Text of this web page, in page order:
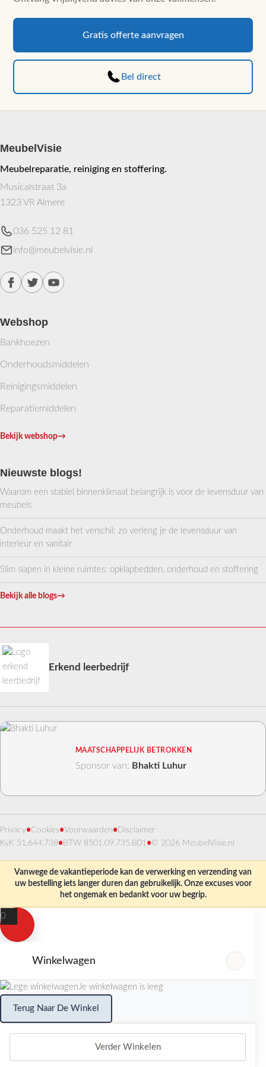
gekozen
Gratis offerte aanvragen
Bel direct
MeubelVisie
Meubelreparatie, reiniging en stoffering.
Musicalstraat 3a
1323 VR Almere
036 525 12 81
info@meubelvisie.nl
Webshop
Bankhoezen
Onderhoudsmiddelen
Reinigingsmiddelen
Reparatiemiddelen
Bekijk webshop→
Nieuwste blogs!
Waarom een stabiel binnenklimaat belangrijk is voor de levensduur van
meubels
Onderhoud maakt het verschil: zo verleng je de levensduur van
interieur en sanitair
Slim slapen in kleine ruimtes: opklapbedden, onderhoud en stoffering
Bekijk alle blogs→
Erkend leerbedrijf
MAATSCHAPPELIJK BETROKKEN
Sponsor van: Bhakti Luhur
Privacy•Cookies•Voorwaarden• Disclaimer
KvK 51.644.738• BTW 8501.09.735.B01•© 2026 MeubelVisie.nl
Vanwege de vakantieperiode kan de verwerking en verzending van
uw bestelling iets langer duren dan gebruikelijk. Onze excuses voor
het ongemak en bedankt voor uw begrip.
0
Winkelwagen
Je winkelwagen is leeg
Terug Naar De Winkel
Verder Winkelen